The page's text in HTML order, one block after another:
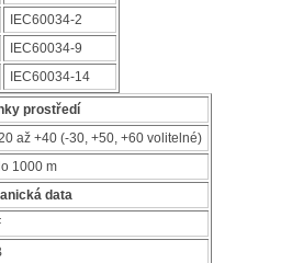
IEC60034-2
IEC60034-9
IEC60034-14
prostředí
až +40 (-30, +50, +60 volitelné)
1000 m
data